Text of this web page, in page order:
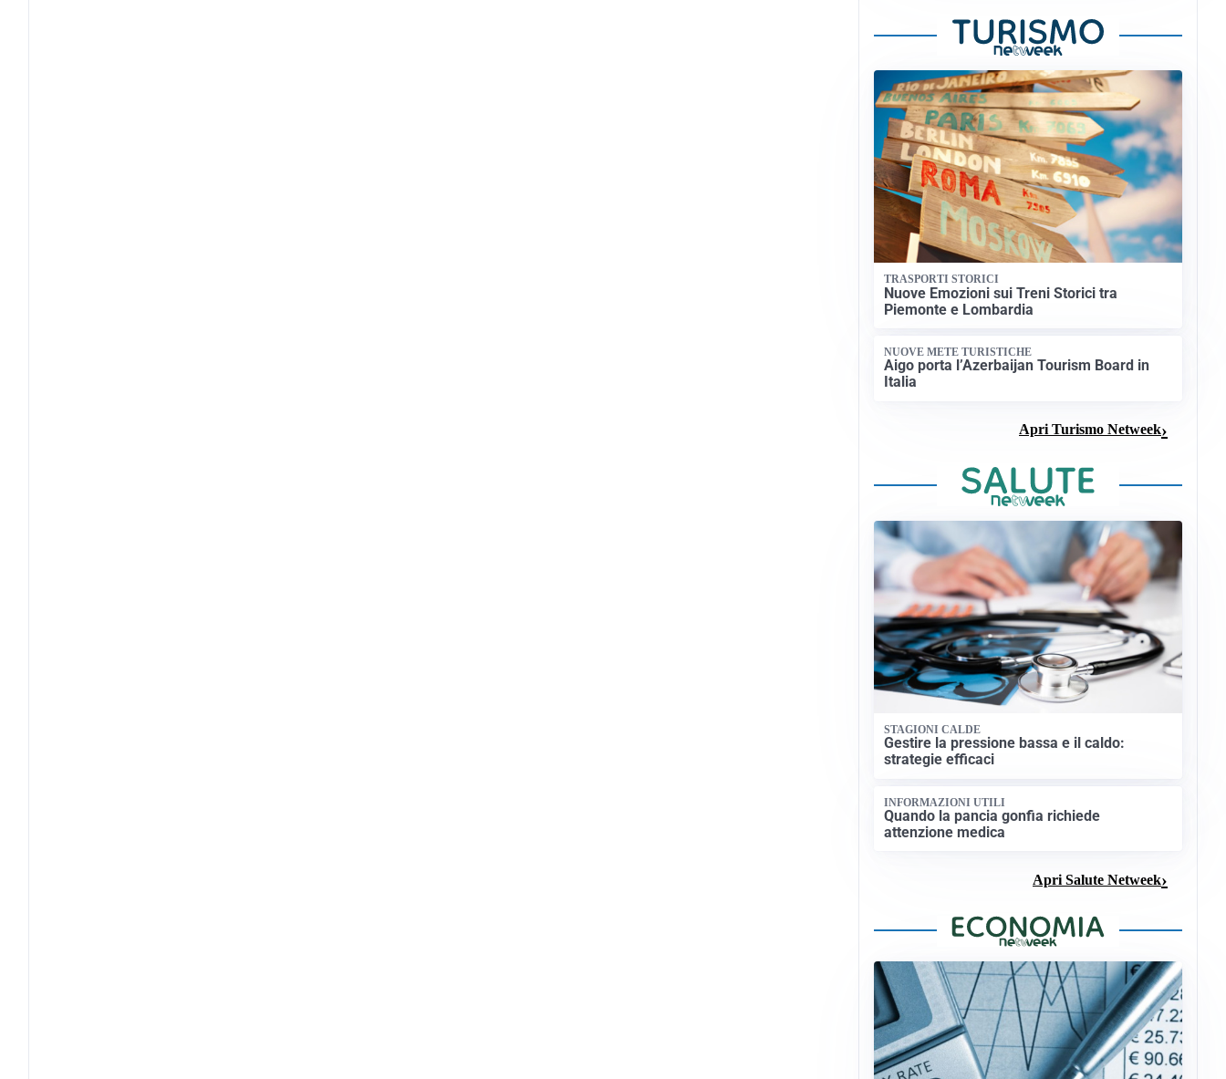
TRASPORTI STORICI
Nuove Emozioni sui Treni Storici tra
Piemonte e Lombardia
NUOVE METE TURISTICHE
Aigo porta l’Azerbaijan Tourism Board in
Italia
Apri Turismo Netweek
STAGIONI CALDE
Gestire la pressione bassa e il caldo:
strategie efficaci
INFORMAZIONI UTILI
Quando la pancia gonfia richiede
attenzione medica
Apri Salute Netweek